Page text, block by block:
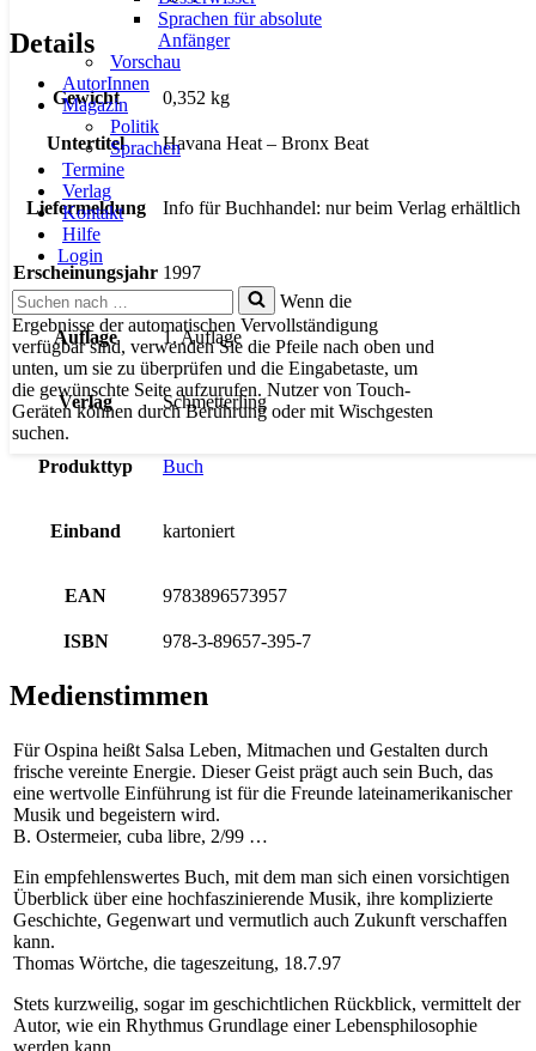
Sprachen für absolute
Anfänger
Vorschau
AutorInnen
Magazin
Politik
Sprachen
Termine
Verlag
Kontakt
Hilfe
Login
Suchen
nach …
Wenn die
Ergebnisse der automatischen Vervollständigung
verfügbar sind, verwenden Sie die Pfeile nach oben und
unten, um sie zu überprüfen und die Eingabetaste, um
die gewünschte Seite aufzurufen. Nutzer von Touch-
Geräten können durch Berührung oder mit Wischgesten
suchen.
Details
Gewicht 0,352 kg
Untertitel Havana Heat – Bronx Beat
Liefermeldung Info für Buchhandel: nur beim Verlag erhältlich
Erscheinungsjahr 1997
Auflage 1. Auflage
Verlag Schmetterling
Produkttyp Buch
Einband kartoniert
EAN 9783896573957
ISBN 978-3-89657-395-7
Medienstimmen
Für Ospina heißt Salsa Leben, Mitmachen und Gestalten durch
frische vereinte Energie. Dieser Geist prägt auch sein Buch, das
eine wertvolle Einführung ist für die Freunde lateinamerikanischer
Musik und begeistern wird.
B. Ostermeier, cuba libre, 2/99 …
Ein empfehlenswertes Buch, mit dem man sich einen vorsichtigen
Überblick über eine hochfaszinierende Musik, ihre komplizierte
Geschichte, Gegenwart und vermutlich auch Zukunft verschaffen
kann.
Thomas Wörtche, die tageszeitung, 18.7.97
Stets kurzweilig, sogar im geschichtlichen Rückblick, vermittelt der
Autor, wie ein Rhythmus Grundlage einer Lebensphilosophie
werden kann.